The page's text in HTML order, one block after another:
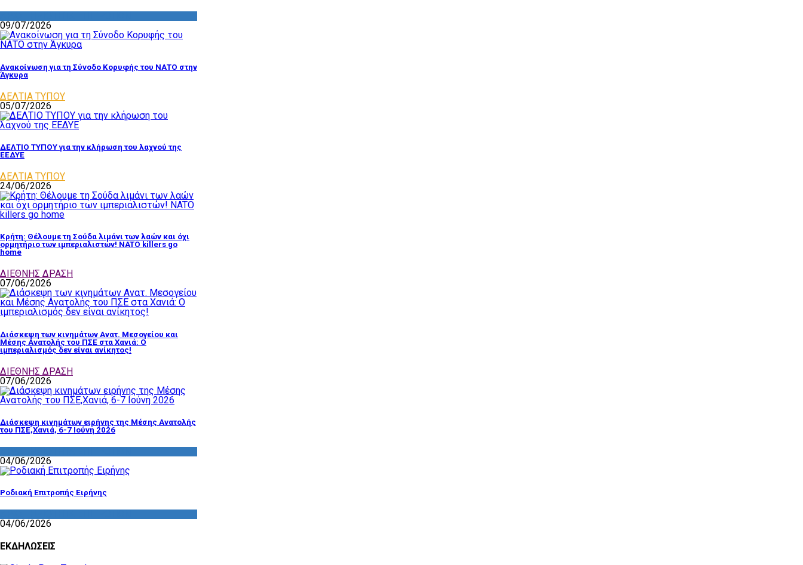
09/07/2026
Ανακοίνωση για τη Σύνοδο Κορυφής του ΝΑΤΟ στην
Άγκυρα
ΔΕΛΤΙΑ ΤΥΠΟΥ
05/07/2026
ΔΕΛΤΙΟ ΤΥΠΟΥ για την κλήρωση του λαχνού της
ΕΕΔΥΕ
ΔΕΛΤΙΑ ΤΥΠΟΥ
24/06/2026
Κρήτη: Θέλουμε τη Σούδα λιμάνι των λαών και όχι
ορμητήριο των ιμπεριαλιστών! NATO killers go
home
ΔΙΕΘΝΗΣ ΔΡΑΣΗ
07/06/2026
Διάσκεψη των κινημάτων Ανατ. Μεσογείου και
Μέσης Ανατολής του ΠΣΕ στα Χανιά: Ο
ιμπεριαλισμός δεν είναι ανίκητος!
ΔΙΕΘΝΗΣ ΔΡΑΣΗ
07/06/2026
Διάσκεψη κινημάτων ειρήνης της Μέσης Ανατολής
του ΠΣΕ,Χανιά, 6-7 Ιούνη 2026
04/06/2026
Ροδιακή Επιτροπής Ειρήνης
04/06/2026
ΕΚΔΗΛΩΣΕΙΣ